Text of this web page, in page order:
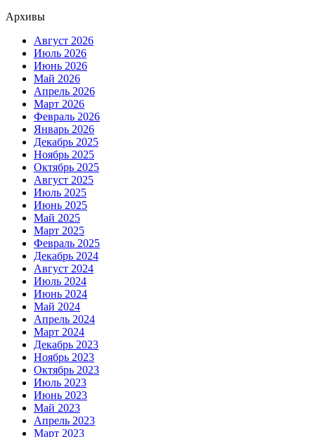
Архивы
Август 2026
Июль 2026
Июнь 2026
Май 2026
Апрель 2026
Март 2026
Февраль 2026
Январь 2026
Декабрь 2025
Ноябрь 2025
Октябрь 2025
Август 2025
Июль 2025
Июнь 2025
Май 2025
Март 2025
Февраль 2025
Декабрь 2024
Август 2024
Июль 2024
Июнь 2024
Май 2024
Апрель 2024
Март 2024
Декабрь 2023
Ноябрь 2023
Октябрь 2023
Июль 2023
Июнь 2023
Май 2023
Апрель 2023
Март 2023